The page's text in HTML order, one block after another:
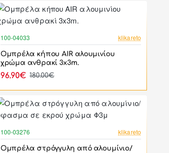
100-04033 klikareto
Ομπρέλα κήπου AIR αλουμινίου
χρώμα ανθρακί 3x3m.
96.90€ 180.00€
100-03276 klikareto
Ομπρέλα στρόγγυλη από αλουμίνιο/